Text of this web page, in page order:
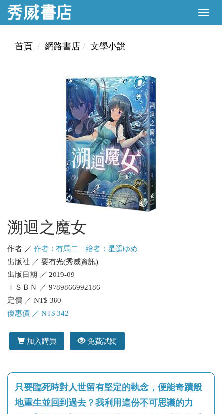
首頁 網路書店 文學小說
溯迴之魔女
作者 ／ 作者：有馬二 繪者：星遥ゆめ
出版社 ／ 要有光(秀威資訊)
出版日期 ／ 2019-09
ＩＳＢＮ ／ 9789866992186
定價 ／ NT$ 380
優惠價 ／ NT$ 342
加入購買 免費試閱
只要臨死時對人世留有堅定的執念，便能奇蹟般
地重生並回到過去？我利用這份不可思議的力